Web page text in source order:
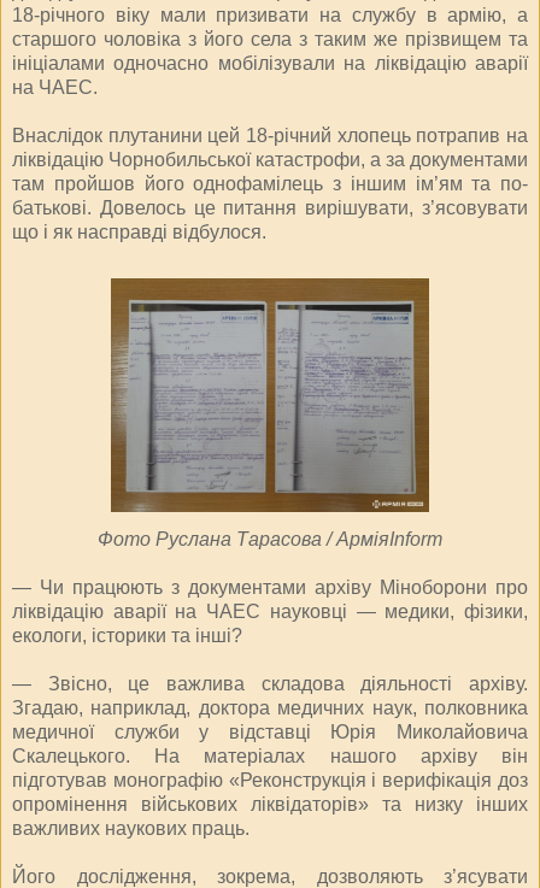
18-річного віку мали призивати на службу в армію, а
старшого чоловіка з його села з таким же прізвищем та
ініціалами одночасно мобілізували на ліквідацію аварії
на ЧАЕС.
Внаслідок плутанини цей 18-річний хлопець потрапив на
ліквідацію Чорнобильської катастрофи, а за документами
там пройшов його однофамілець з іншим ім’ям та по-
батькові. Довелось це питання вирішувати, з’ясовувати
що і як насправді відбулося.
Фото Руслана Тарасова / АрміяInform
— Чи працюють з документами архіву Міноборони про
ліквідацію аварії на ЧАЕС науковці — медики, фізики,
екологи, історики та інші?
— Звісно, це важлива складова діяльності архіву.
Згадаю, наприклад, доктора медичних наук, полковника
медичної служби у відставці Юрія Миколайовича
Скалецького. На матеріалах нашого архіву він
підготував монографію «Реконструкція і верифікація доз
опромінення військових ліквідаторів» та низку інших
важливих наукових праць.
Його дослідження, зокрема, дозволяють з’ясувати